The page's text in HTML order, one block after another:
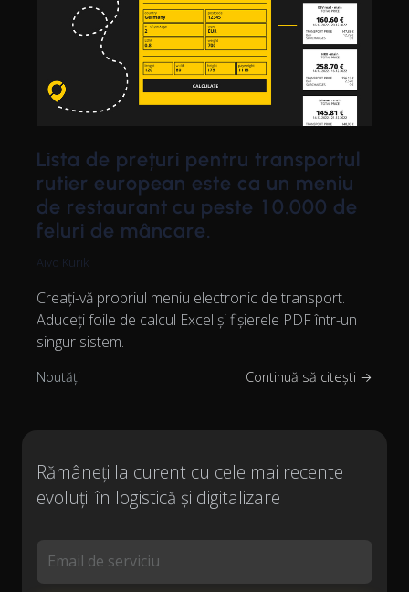
Lista de prețuri pentru transportul
rutier european este ca un meniu
de restaurant cu peste 10.000 de
feluri de mâncare.
Aivo Kurik
Creați-vă propriul meniu electronic de transport.
Aduceți foile de calcul Excel și fișierele PDF într-un
singur sistem.
Noutăți Continuă să citești →
Rămâneți la curent cu cele mai recente
evoluții în logistică și digitalizare
Email de serviciu